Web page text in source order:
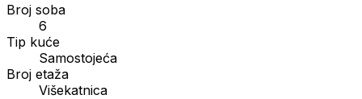
Broj soba
6
Tip kuće
Samostojeća
Broj etaža
Višekatnica